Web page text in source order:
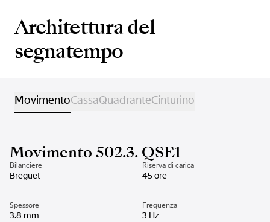
Architettura del
segnatempo
MovimentoCassaQuadranteCinturino
Movimento 502.3. QSE1
Bilanciere
Breguet
Riserva di carica
45 ore
Spessore
3.8 mm
Frequenza
3 Hz